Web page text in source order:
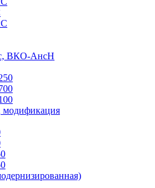
ВКО-АнсН
модификация